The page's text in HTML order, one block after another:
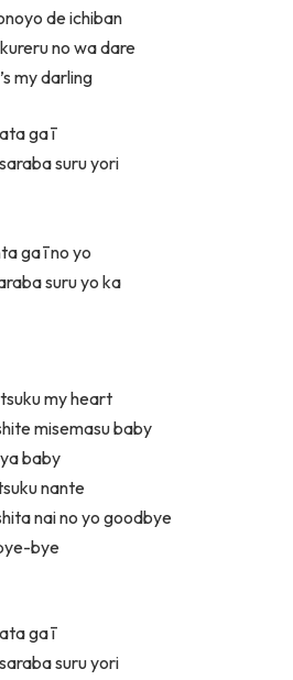
de ichiban
no wa dare
my darling
ga ī
suru yori
ga ī no yo
suru yo ka
my heart
misemasu baby
baby
nante
nai no yo goodbye
bye
ga ī
suru yori